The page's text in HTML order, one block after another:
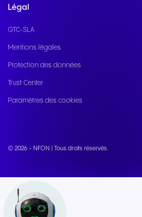
Légal
GTC-SLA
Mentions légales
Protection des données
Trust Center
Paramètres des cookies
© 2026 - NFON | Tous droits réservés.